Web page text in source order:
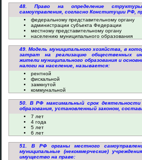
48. Право на определение
самоуправления, согласно Конституции РФ,
федеральному представительному органу
администрации субъекта Федерации
местному представительному органу
населению муниципального образования
49. Модель муниципального хозяйства, в
затрат на реализацию общественных
жители муниципального образования и
налоги на население, называется:
рентной
фискальной
замкнутой
коммунальной
50. В РФ максимальный срок деятельности
образования, установленный законом,
7 лет
4 года
5 лет
6 лет
51. В РФ органы местного
муниципальные (некоммерческие)
имущество на праве: